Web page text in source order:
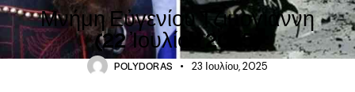
Μνήμη Εὐγενίου Τζιμογιάννη
(22 Ἰουλίου 2025)
POLYDORAS 23 Ιουλίου, 2025